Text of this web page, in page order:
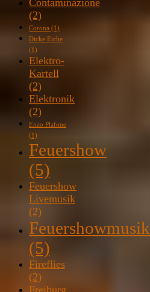
Contaminazione
(2)
Corona (1)
Dicke Eiche
(1)
Elektro-
Kartell
(2)
Elektronik
(2)
Enzo Plafone
(1)
Feuershow
(5)
Feuershow
Livemusik
(2)
Feuershowmusik
(5)
Fireflies
(2)